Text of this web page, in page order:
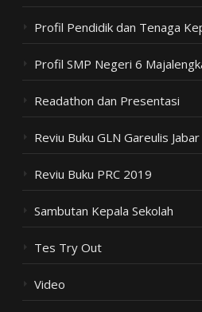
Profil Pendidik dan Tenaga
Profil SMP Negeri 6
Readathon dan Presentasi
Reviu Buku GLN Gareulis Jabar
Reviu Buku PRC 2019
Sambutan Kepala Sekolah
Tes Try Out
Video